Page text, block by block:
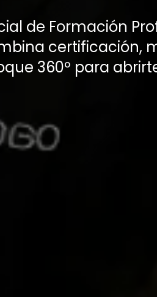
de Formación
certificación,
360º para